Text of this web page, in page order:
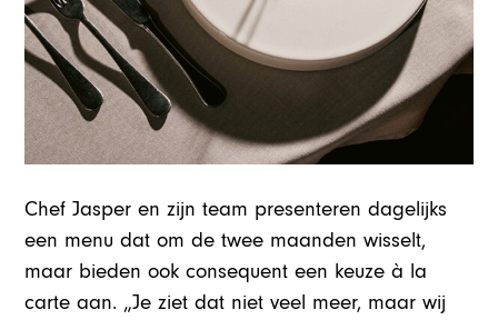
Chef Jasper en zijn team presenteren dagelijks
een menu dat om de twee maanden wisselt,
maar bieden ook consequent een keuze à la
carte aan. „Je ziet dat niet veel meer, maar wij